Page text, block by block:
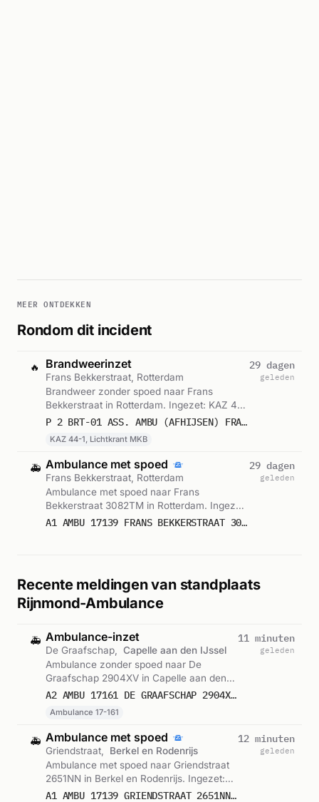
MEER ONTDEKKEN
Rondom dit incident
🔥 Brandweerinzet
Frans Bekkerstraat, Rotterdam
Brandweer zonder spoed naar Frans
Bekkerstraat in Rotterdam. Ingezet: KAZ 44-
1, Lichtkrant MKB. Gemeld om 19:49.
P 2 BRT-01 ASS. AMBU (AFHIJSEN) FRANS BEKKERSTRAAT ROTTERDAM 173431 173451
KAZ 44-1, Lichtkrant MKB
29 dagen
geleden
🚑 Ambulance met spoed
Frans Bekkerstraat, Rotterdam
Ambulance met spoed naar Frans
Bekkerstraat 3082TM in Rotterdam. Ingezet:
Ambulance. Gemeld om 19:49.
A1 AMBU 17139 FRANS BEKKERSTRAAT 3082TM ROTTERDAM ROTTDM BON 106637
29 dagen
geleden
Recente meldingen van standplaats
Rijnmond-Ambulance
🚑 Ambulance-inzet
De Graafschap,
Capelle aan den IJssel
Ambulance zonder spoed naar De
Graafschap 2904XV in Capelle aan den
IJssel. Ingezet: Ambulance 17-161.
A2 AMBU 17161 DE GRAAFSCHAP 2904XV CAPELLE AAN DEN IJSSEL CAPIJS BON 122656
Ambulance 17-161
11 minuten
geleden
🚑 Ambulance met spoed
Griendstraat,
Berkel en Rodenrijs
Ambulance met spoed naar Griendstraat
2651NN in Berkel en Rodenrijs. Ingezet:
Ambulance. Gemeld om 00:14.
A1 AMBU 17139 GRIENDSTRAAT 2651NN BERKEL EN RODENRIJS BERKRR BON 122655
12 minuten
geleden